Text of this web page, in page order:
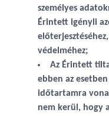
személyes
Érintett igényli
védelméhez;
Az Érintett
ebben az
időtartamra
nem kerül, hogy